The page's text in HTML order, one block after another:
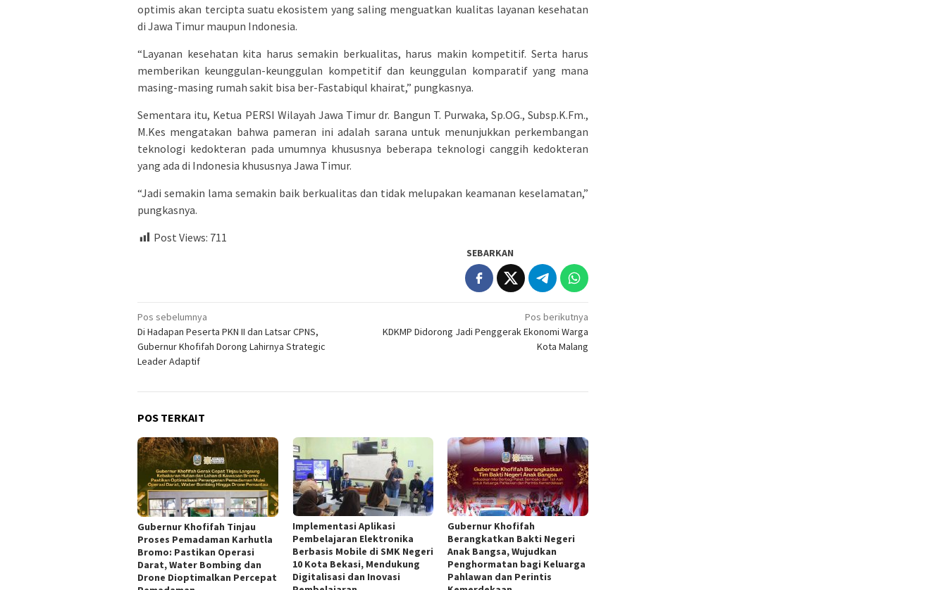
optimis akan tercipta suatu ekosistem yang saling menguatkan kualitas layanan kesehatan
di Jawa Timur maupun Indonesia.
“Layanan kesehatan kita harus semakin berkualitas, harus makin kompetitif. Serta harus
memberikan keunggulan-keunggulan kompetitif dan keunggulan komparatif yang mana
masing-masing rumah sakit bisa ber-Fastabiqul khairat,” pungkasnya.
Sementara itu, Ketua PERSI Wilayah Jawa Timur dr. Bangun T. Purwaka, Sp.OG., Subsp.K.Fm.,
M.Kes mengatakan bahwa pameran ini adalah sarana untuk menunjukkan perkembangan
teknologi kedokteran pada umumnya khususnya beberapa teknologi canggih kedokteran
yang ada di Indonesia khususnya Jawa Timur.
“Jadi semakin lama semakin baik berkualitas dan tidak melupakan keamanan keselamatan,”
pungkasnya.
Post Views: 711
SEBARKAN
Navigasi
pos
Pos sebelumnya
Di Hadapan Peserta PKN II dan Latsar CPNS,
Gubernur Khofifah Dorong Lahirnya Strategic
Leader Adaptif
Pos berikutnya
KDKMP Didorong Jadi Penggerak Ekonomi Warga
Kota Malang
POS TERKAIT
Gubernur Khofifah Tinjau
Proses Pemadaman Karhutla
Bromo: Pastikan Operasi
Darat, Water Bombing dan
Drone Dioptimalkan Percepat
Implementasi Aplikasi
Pembelajaran Elektronika
Berbasis Mobile di SMK Negeri
10 Kota Bekasi, Mendukung
Digitalisasi dan Inovasi
Gubernur Khofifah
Berangkatkan Bakti Negeri
Anak Bangsa, Wujudkan
Penghormatan bagi Keluarga
Pahlawan dan Perintis